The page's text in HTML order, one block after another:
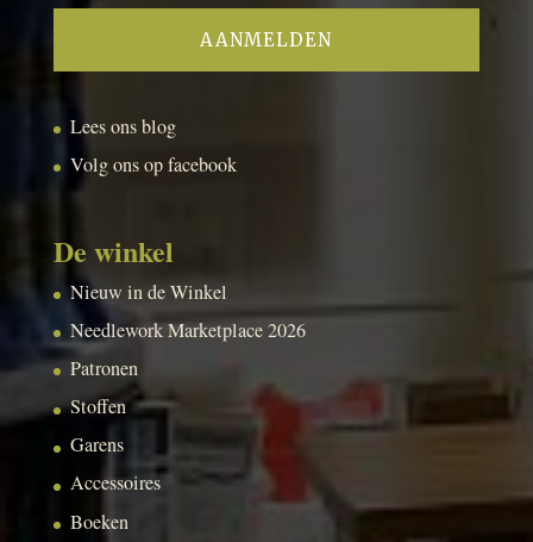
Lees ons blog
Volg ons op facebook
De winkel
Nieuw in de Winkel
Needlework Marketplace 2026
Patronen
Stoffen
Garens
Accessoires
Boeken